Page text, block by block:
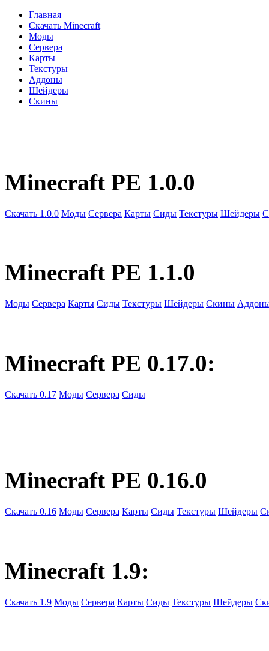
Главная
Скачать Minecraft
Моды
Сервера
Карты
Текстуры
Аддоны
Шейдеры
Скины
Minecraft PE 1.0.0
Скачать 1.0.0 Моды Сервера Карты Сиды Текстуры Шейдеры
Minecraft PE 1.1.0
Моды Сервера Карты Сиды Текстуры Шейдеры Скины
Minecraft PE 0.17.0:
Скачать 0.17 Моды Сервера Сиды
Minecraft PE 0.16.0
Скачать 0.16 Моды Сервера Карты Сиды Текстуры Шейдеры
Minecraft 1.9:
Скачать 1.9 Моды Сервера Карты Сиды Текстуры Шейдеры